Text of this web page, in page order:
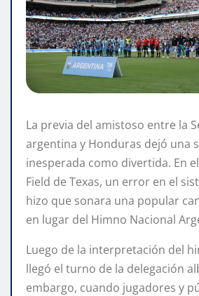
La previa del amistoso entre la
argentina y Honduras dejó una
inesperada como divertida. En
Field de Texas, un error en el
hizo que sonara una popular
en lugar del Himno Nacional
Luego de la interpretación del
llegó el turno de la delegación
embargo, cuando jugadores y